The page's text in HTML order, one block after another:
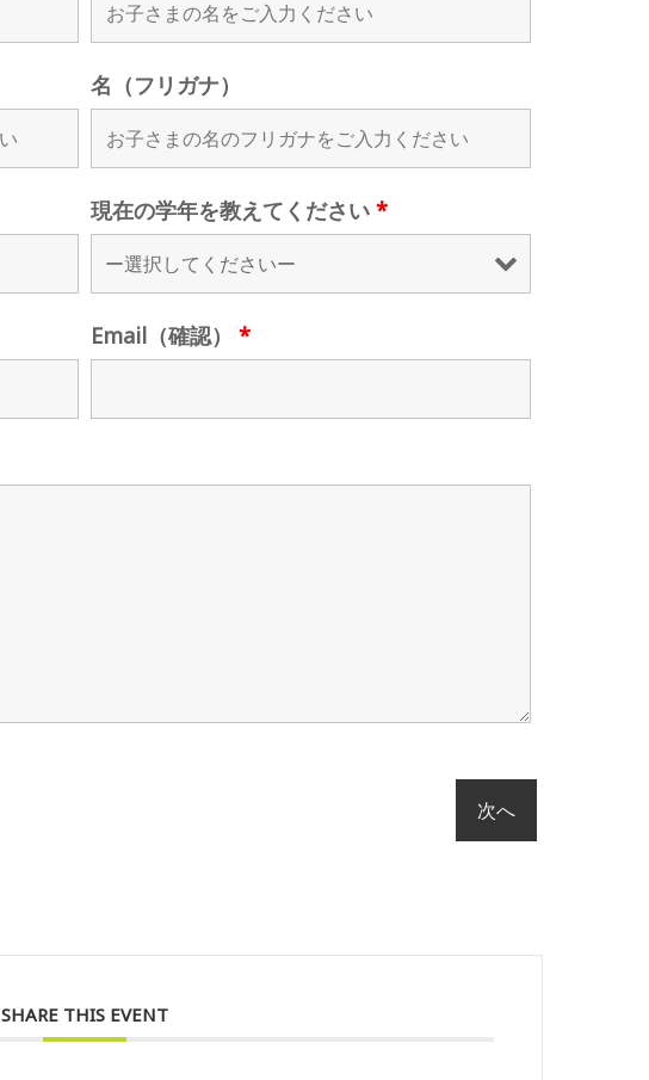
名（フリガナ）
現在の学年を教えてください*
Email（確認）*
SHARE THIS EVENT